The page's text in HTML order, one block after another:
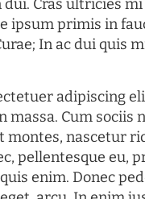
Cras ultricies
ipsum primis in
In ac dui quis
adipiscing
massa. Cum sociis
montes, nascetur
pellentesque eu,
enim. Donec